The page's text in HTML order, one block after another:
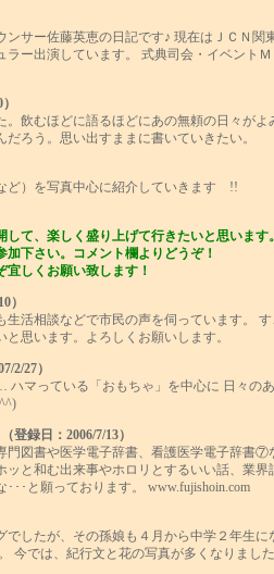
サー佐藤英恵の日記です♪ 現在はＪＣＮ関
ー出演しています。 式典司会・イベントＭ
飲むほどに語るほどにあの無頼の日々がよ
ろう。思い出すままに書いていきたい。
ど）を写真中心に紹介していきます !!
て、楽しく盛り上げて行きたいと思います。
コメント欄よりどうぞ！
します！
）
活相談などで市民の声を伺っています。 す
思います。よろしくお願いします。
2/27）
マっている「おもちゃ」を中心に 日々の
登録日：2006/7/13）
門図書や医学電子辞書、看護医学電子辞書⑦
と和む出来事やホロリとするいい話、業界
･･と願っております。 www.fujishoin.com
したが、その孫娘も４月から中学２年生に
今では、紀行文と花の写真が多くなりました